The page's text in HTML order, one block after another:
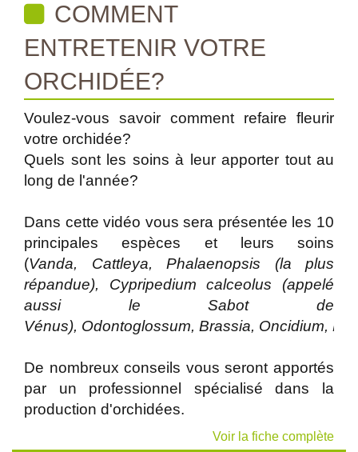
COMMENT
ENTRETENIR VOTRE
ORCHIDÉE?
Voulez-vous savoir comment refaire fleurir
votre orchidée?
Quels sont les soins à leur apporter tout au
long de l'année?
Dans cette vidéo vous sera présentée les 10
principales espèces et leurs soins
(Vanda, Cattleya, Phalaenopsis (la plus
répandue), Cypripedium calceolus (appelé
aussi le Sabot de
Vénus), Odontoglossum, Brassia, Oncidium,
De nombreux conseils vous seront apportés
par un professionnel spécialisé dans la
production d'orchidées.
Voir la fiche complète